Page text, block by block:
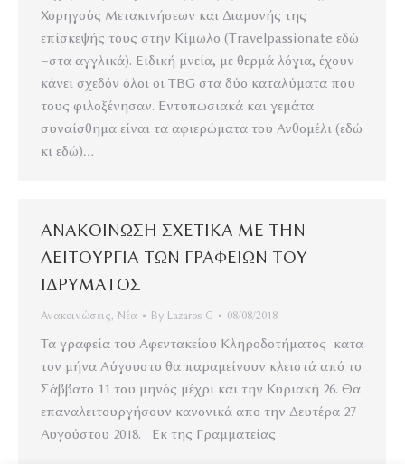
Χορηγούς Μετακινήσεων και Διαμονής της
επίσκεψής τους στην Κίμωλο (Travelpassionate εδώ
–στα αγγλικά). Ειδική μνεία, με θερμά λόγια, έχουν
κάνει σχεδόν όλοι οι TBG στα δύο καταλύματα που
τους φιλοξένησαν. Εντυπωσιακά και γεμάτα
συναίσθημα είναι τα αφιερώματα του Ανθομέλι (εδώ
κι εδώ)…
ΑΝΑΚΟΙΝΩΣΗ ΣΧΕΤΙΚΑ ΜΕ ΤΗΝ
ΛΕΙΤΟΥΡΓΙΑ ΤΩΝ ΓΡΑΦΕΙΩΝ ΤΟΥ
ΙΔΡΥΜΑΤΟΣ
Ανακοινώσεις, Νέα By Lazaros G 08/08/2018
Τα γραφεία του Αφεντακείου Κληροδοτήματος κατα
τον μήνα Αύγουστο θα παραμείνουν κλειστά από το
Σάββατο 11 του μηνός μέχρι και την Κυριακή 26. Θα
επαναλειτουργήσουν κανονικά απο την Δευτέρα 27
Αυγούστου 2018. Εκ της Γραμματείας